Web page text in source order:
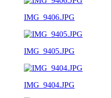
IMG_9406.JPG
IMG_9405.JPG
IMG_9404.JPG